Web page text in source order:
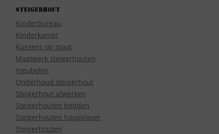
Steigerhout
Kinderbureau
Kinderkamer
Kussens op maat
Maatwerk steigerhouten
meubelen
Onderhoud steigerhout
Steigerhout afwerken
Steigerhouten bedden
Steigerhouten hoogslaper
Steigerhouten